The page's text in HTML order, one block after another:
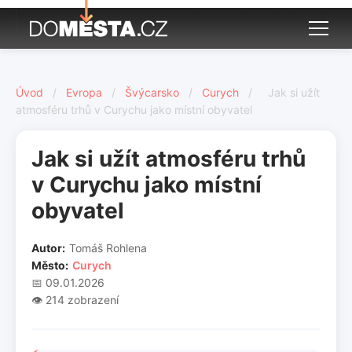
Úvod / Evropa / Švýcarsko / Curych /
Jak si užít
atmosféru trhů v Curychu jako místní obyvatel
Jak si užít atmosféru trhů
v Curychu jako místní
obyvatel
Autor: Tomáš Rohlena
Město: Curych
📅 09.01.2026
👁️ 214 zobrazení